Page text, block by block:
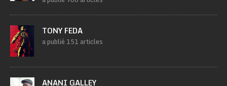
TONY FEDA
a publié 151 articles
ANANI GALLEY